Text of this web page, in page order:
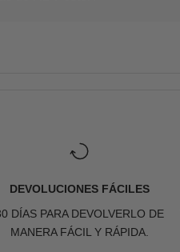
DEVOLUCIONES FÁCILES
DÍAS PARA DEVOLVERLO DE
MANERA FÁCIL Y RÁPIDA.